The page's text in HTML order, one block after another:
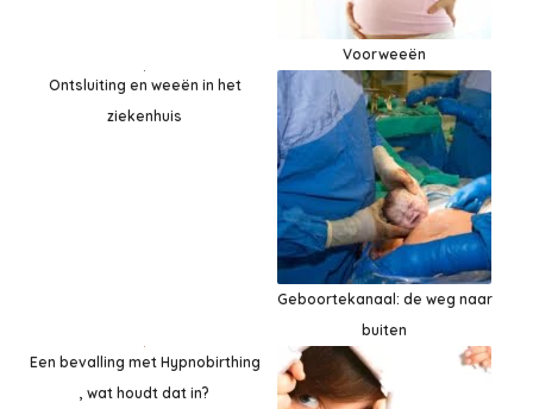
Voorweeën
Ontsluiting en weeën in het
ziekenhuis
Geboortekanaal: de weg naar
buiten
Een bevalling met Hypnobirthing
, wat houdt dat in?